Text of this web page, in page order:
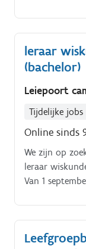
leraar
(bachelor)
Leiepoort
Tijdelijke jobs
Online sinds
We zijn op
leraar
Van 1